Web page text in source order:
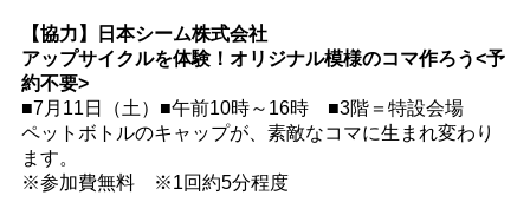
【協力】日本シーム株式会社
アップサイクルを体験！オリジナル模様のコマ作ろう<予
約不要>
■7月11日（土）■午前10時～16時 ■3階＝特設会場
ペットボトルのキャップが、素敵なコマに生まれ変わり
ます。
※参加費無料 ※1回約5分程度